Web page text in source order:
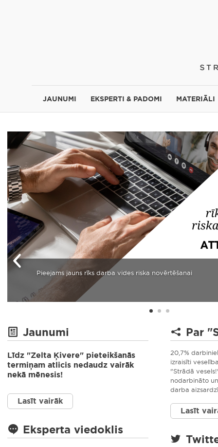
JAUNUMI EKSPERTI & PADOMI MATERIĀLI
Pieejams jauns rīks darba vides riska novērtēšanai
Jaunumi
Līdz "Zelta Ķivere" pieteikšanās
termiņam atlicis nedaudz vairāk
nekā mēnesis!
Lasīt vairāk
Par
20,7%
izraisīti
"Strādā
nodarbināto
darba
Lasīt
Eksperta viedoklis